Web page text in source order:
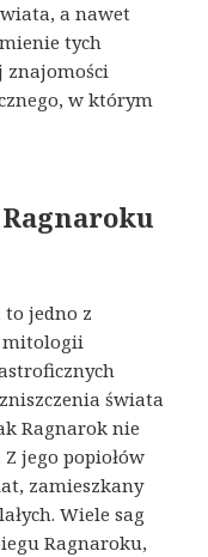
a nawet
tych
znajomości
w którym
to jedno z
mitologii
świata
Ragnarok nie
jego popiołów
zamieszkany
Wiele sag
Ragnaroku,